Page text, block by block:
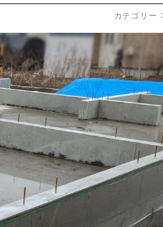
カテゴリー ：